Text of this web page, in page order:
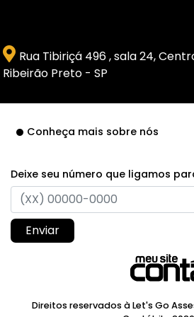
Rua Tibiriçá 496 , sala 24,
Ribeirão Preto - SP
Conheça mais sobre nós
Deixe seu número que ligamos
Enviar
Direitos reservados à Let's Go